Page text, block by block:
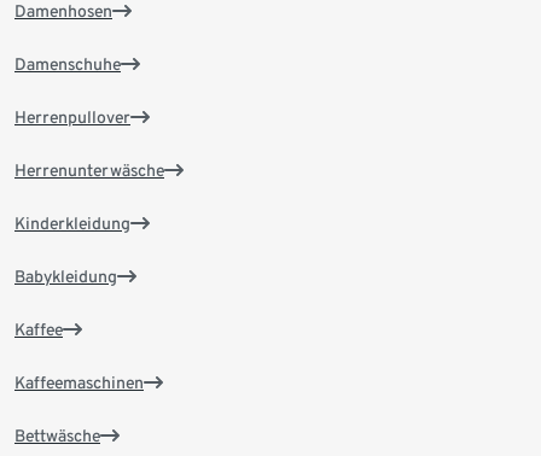
Damenhosen
Damenschuhe
Herrenpullover
Herrenunterwäsche
Kinderkleidung
Babykleidung
Kaffee
Kaffeemaschinen
Bettwäsche